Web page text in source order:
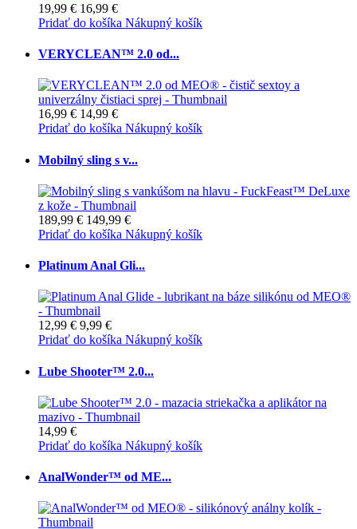
19,99 € 16,99 €
Pridať do košíka Nákupný košík
VERYCLEAN™ 2.0 od...
16,99 € 14,99 €
Pridať do košíka Nákupný košík
Mobilný sling s v...
189,99 € 149,99 €
Pridať do košíka Nákupný košík
Platinum Anal Gli...
12,99 € 9,99 €
Pridať do košíka Nákupný košík
Lube Shooter™ 2.0...
14,99 €
Pridať do košíka Nákupný košík
AnalWonder™ od ME...